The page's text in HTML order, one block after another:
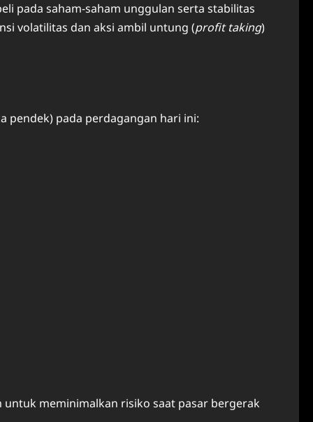
pada saham‑saham unggulan serta stabilitas
volatilitas dan aksi ambil untung (profit taking)
pendek) pada perdagangan hari ini:
untuk meminimalkan risiko saat pasar bergerak